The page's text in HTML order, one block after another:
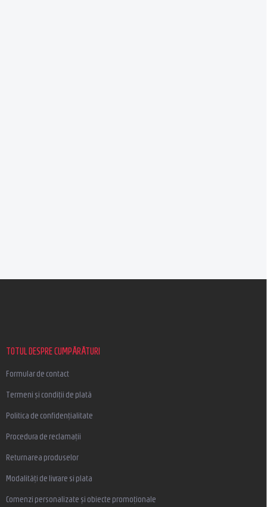
TOTUL DESPRE CUMPĂRĂTURI
Formular de contact
Termeni și condiții de plată
Politica de confidențialitate
Procedura de reclamații
Returnarea produselor
Modalități de livrare si plata
Comenzi personalizate și obiecte promoționale